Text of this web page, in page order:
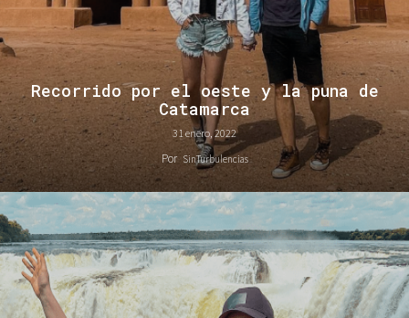
Recorrido por el oeste y la puna de
Catamarca
31 enero, 2022
Por SinTurbulencias